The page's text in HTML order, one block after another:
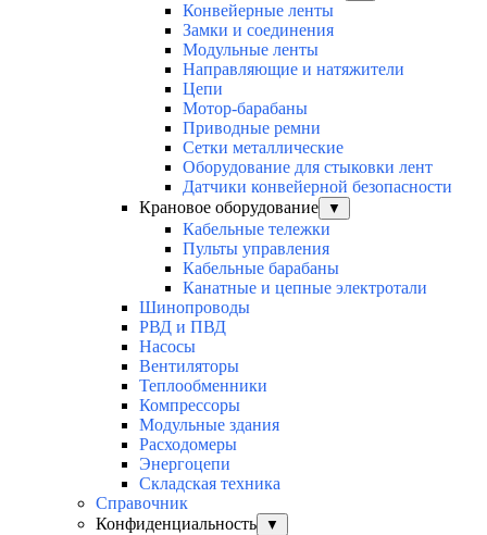
Конвейерные ленты
Замки и соединения
Модульные ленты
Направляющие и натяжители
Цепи
Мотор-барабаны
Приводные ремни
Сетки металлические
Оборудование для стыковки лент
Датчики конвейерной безопасности
Крановое оборудование
▼
Кабельные тележки
Пульты управления
Кабельные барабаны
Канатные и цепные электротали
Шинопроводы
РВД и ПВД
Насосы
Вентиляторы
Теплообменники
Компрессоры
Модульные здания
Расходомеры
Энергоцепи
Складская техника
Справочник
Конфиденциальность
▼